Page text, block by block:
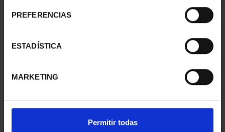
PREFERENCIAS
ESTADÍSTICA
MARKETING
Permitir todas
CAPITALES ESPAÑOLAS
CAPITALES ESPAÑOLAS